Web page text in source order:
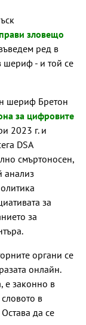
зловещо
ред в
шериф - и той се
шериф Бретон
за цифровите
2023 г. и
DSA
смъртоносен,
анализ
за
за
органи се
онлайн.
е законно в
в
да се